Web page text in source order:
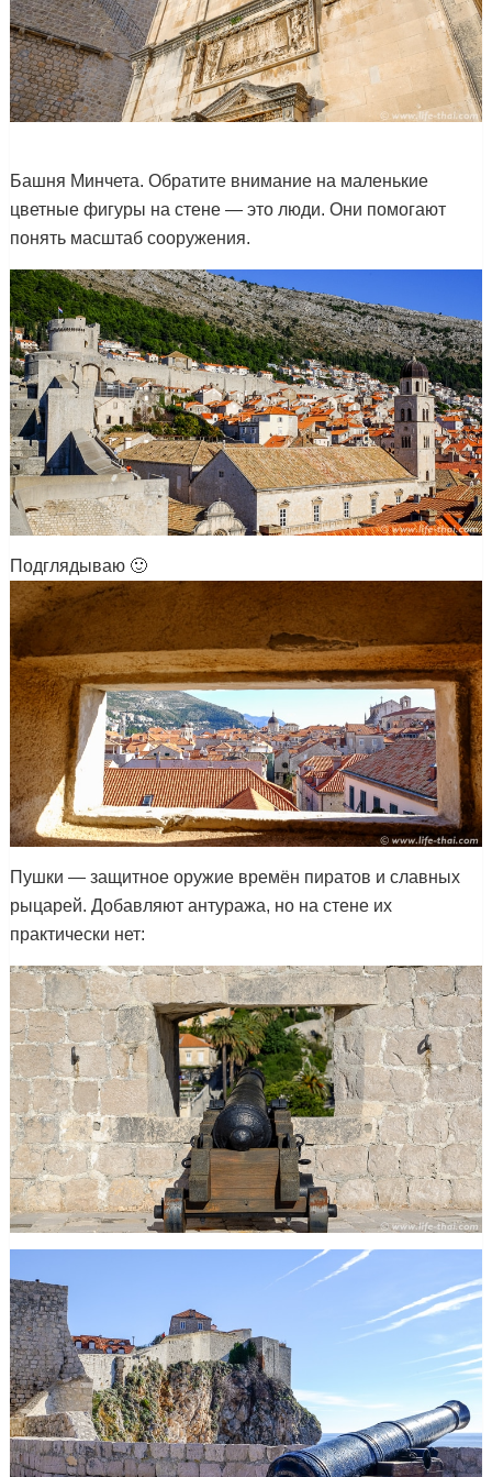
Башня Минчета. Обратите внимание на маленькие
цветные фигуры на стене — это люди. Они помогают
понять масштаб сооружения.
Подглядываю 🙂
Пушки — защитное оружие времён пиратов и славных
рыцарей. Добавляют антуража, но на стене их
практически нет: